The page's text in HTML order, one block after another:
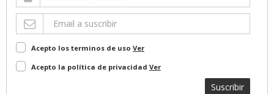
Acepto los terminos de uso Ver
Acepto la política de privacidad Ver
Suscribir